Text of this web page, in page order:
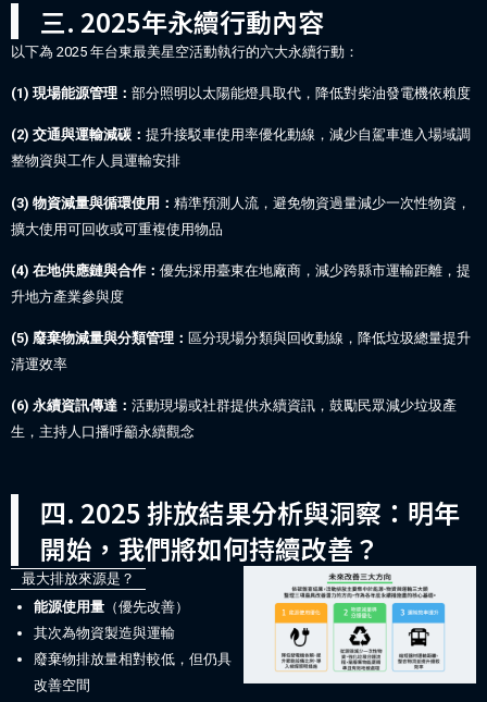
三. 2025年永續行動內容
以下為 2025 年台東最美星空活動執行的六大永續行動：
(1) 現場能源管理： 部分照明以太陽能燈具取代，降低對柴油發電機依賴度
(2) 交通與運輸減碳： 提升接駁車使用率優化動線，減少自駕車進入場域調
整物資與工作人員運輸安排
(3) 物資減量與循環使用： 精準預測人流，避免物資過量減少一次性物資，
擴大使用可回收或可重複使用物品
(4) 在地供應鏈與合作： 優先採用臺東在地廠商，減少跨縣市運輸距離，提
升地方產業參與度
(5) 廢棄物減量與分類管理： 區分現場分類與回收動線，降低垃圾總量提升
清運效率
(6) 永續資訊傳達： 活動現場或社群提供永續資訊，鼓勵民眾減少垃圾產
生，主持人口播呼籲永續觀念
四. 2025 排放結果分析與洞察：明年
開始，我們將如何持續改善？
最大排放來源是？
能源使用量（優先改善）
其次為物資製造與運輸
廢棄物排放量相對較低，但仍具
改善空間